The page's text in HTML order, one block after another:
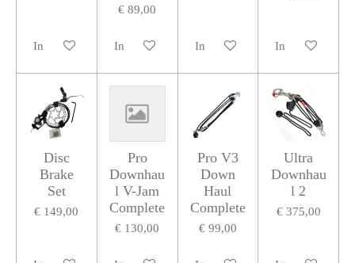
In winkelwagen
€ 89,00
In winkelwagen In winkelwagen In winkelwagen
Disc
Brake
Set
€ 149,00
Pro
Downhau
l V-Jam
Complete
€ 130,00
Pro V3
Down
Haul
Complete
€ 99,00
Ultra
Downhau
l 2
€ 375,00